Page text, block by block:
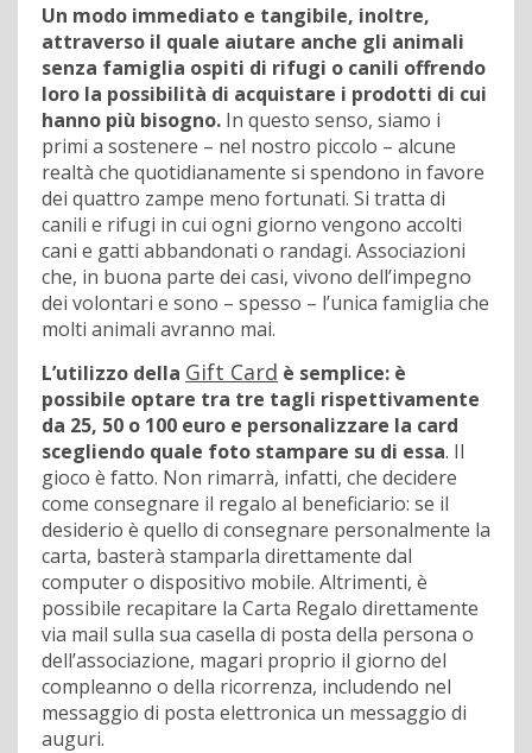
Un modo immediato e tangibile, inoltre,
attraverso il quale aiutare anche gli animali
senza famiglia ospiti di rifugi o canili offrendo
loro la possibilità di acquistare i prodotti di cui
hanno più bisogno. In questo senso, siamo i
primi a sostenere – nel nostro piccolo – alcune
realtà che quotidianamente si spendono in favore
dei quattro zampe meno fortunati. Si tratta di
canili e rifugi in cui ogni giorno vengono accolti
cani e gatti abbandonati o randagi. Associazioni
che, in buona parte dei casi, vivono dell’impegno
dei volontari e sono – spesso – l’unica famiglia che
molti animali avranno mai.
L’utilizzo della Gift Card è semplice: è
possibile optare tra tre tagli rispettivamente
da 25, 50 o 100 euro e personalizzare la card
scegliendo quale foto stampare su di essa. Il
gioco è fatto. Non rimarrà, infatti, che decidere
come consegnare il regalo al beneficiario: se il
desiderio è quello di consegnare personalmente la
carta, basterà stamparla direttamente dal
computer o dispositivo mobile. Altrimenti, è
possibile recapitare la Carta Regalo direttamente
via mail sulla sua casella di posta della persona o
dell’associazione, magari proprio il giorno del
compleanno o della ricorrenza, includendo nel
messaggio di posta elettronica un messaggio di
auguri.